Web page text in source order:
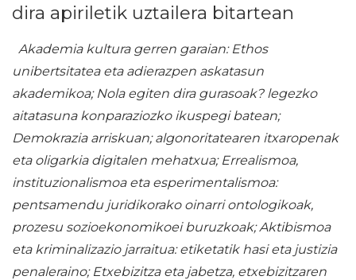
dira apiriletik uztailera bitartean
Akademia kultura gerren garaian: Ethos
unibertsitatea eta adierazpen askatasun
akademikoa; Nola egiten dira gurasoak? legezko
aitatasuna konparaziozko ikuspegi batean;
Demokrazia arriskuan; algonoritatearen itxaropenak
eta oligarkia digitalen mehatxua; Errealismoa,
instituzionalismoa eta esperimentalismoa:
pentsamendu juridikorako oinarri ontologikoak,
prozesu sozioekonomikoei buruzkoak; Aktibismoa
eta kriminalizazio jarraitua: etiketatik hasi eta justizia
penaleraino; Etxebizitza eta jabetza, etxebizitzaren